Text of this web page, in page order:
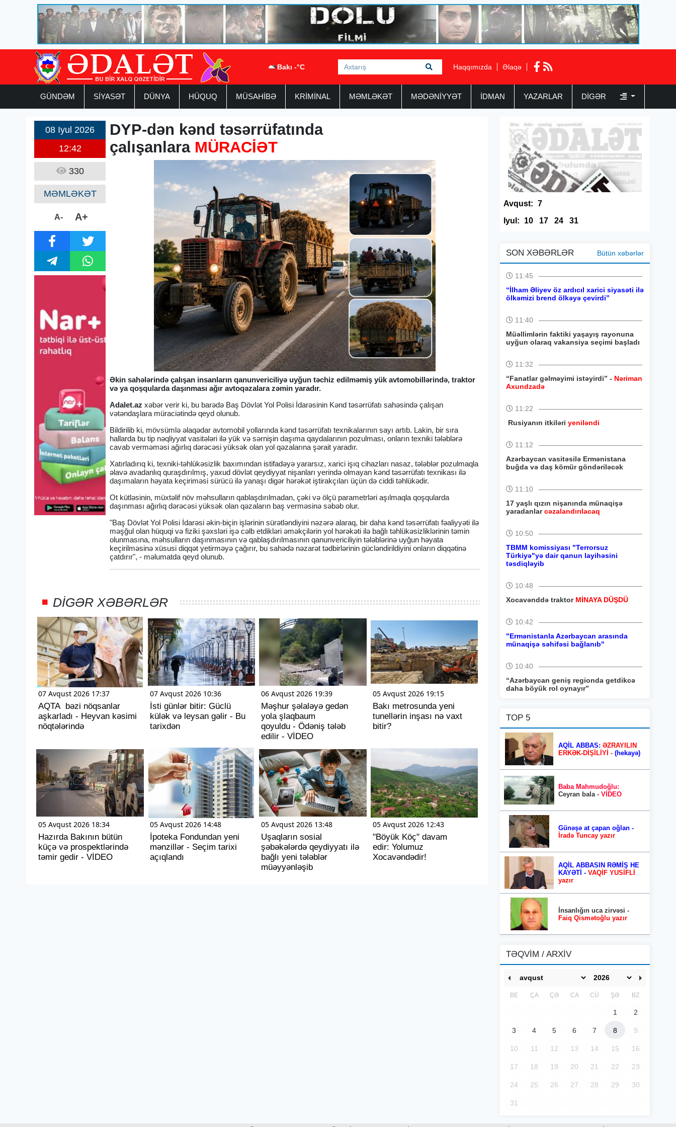
Bakı -°C Haqqımızda Əlaqə
GÜNDƏM SİYASƏT DÜNYA HÜQUQ MÜSAHİBƏ KRİMİNAL MƏMLƏKƏT MƏDƏNİYYƏT İDMAN YAZARLAR DIGƏR
08 Iyul 2026
12:42
330
MƏMLƏKƏT
A- A+
DYP-dən kənd təsərrüfatında
çalışanlara MÜRACİƏT
Əkin sahələrində çalışan insanların qanunvericiliyə uyğun təchiz edilməmiş yük avtomobillərində, traktor
və ya qoşqularda daşınması ağır avtoqəzalara zəmin yaradır.
Adalet.az xəbər verir ki, bu barədə Baş Dövlət Yol Polisi İdarəsinin Kənd təsərrüfatı sahəsində çalışan
vətəndaşlara müraciətində qeyd olunub.
Bildirilib ki, mövsümlə əlaqədar avtomobil yollarında kənd təsərrüfatı texnikalarının sayı artıb. Lakin, bir sıra
hallarda bu tip nəqliyyat vasitələri ilə yük və sərnişin daşıma qaydalarının pozulması, onların texniki tələblərə
cavab verməməsi ağırlıq dərəcəsi yüksək olan yol qəzalarına şərait yaradır.
Xatırladırıq ki, texniki-təhlükəsizlik baxımından istifadəyə yararsız, xarici işıq cihazları nasaz, tələblər pozulmaqla
əlavə avadanlıq quraşdırılmış, yaxud dövlət qeydiyyat nişanları yerində olmayan kənd təsərrüfatı texnikası ilə
daşımaların həyata keçiriməsi sürücü ilə yanaşı digər hərəkət iştirakçıları üçün də ciddi təhlükədir.
Ot kütləsinin, müxtəlif növ məhsulların qablaşdırılmadan, çəki və ölçü parametrləri aşılmaqla qoşqularda
daşınması ağırlıq dərəcəsi yüksək olan qəzaların baş verməsinə səbəb olur.
"Baş Dövlət Yol Polisi İdarəsi əkin-biçin işlərinin sürətləndiyini nəzərə alaraq, bir daha kənd təsərrüfatı fəaliyyəti ilə
məşğul olan hüquqi və fiziki şəxsləri işə cəlb etdikləri əməkçilərin yol hərəkəti ilə bağlı təhlükəsizliklərinin təmin
olunmasına, məhsulların daşınmasının və qablaşdırılmasının qanunvericiliyin tələblərinə uyğun həyata
keçirilməsinə xüsusi diqqət yetirməyə çağırır, bu sahədə nəzarət tədbirlərinin gücləndirildiyini onların diqqətinə
çatdırır", - məlumatda qeyd olunub.
DIGƏR XƏBƏRLƏR
07 Avqust 2026 17:37
AQTA bəzi nöqsanlar
aşkarladı - Heyvan kəsimi
nöqtələrində
07 Avqust 2026 10:36
İsti günlər bitir: Güclü
külək və leysan gəlir - Bu
tarixdən
06 Avqust 2026 19:39
Məşhur şəlaləyə gedən
yola şlaqbaum
qoyuldu - Ödəniş tələb
edilir - VİDEO
05 Avqust 2026 19:15
Bakı metrosunda yeni
tunellərin inşası nə vaxt
bitir?
05 Avqust 2026 18:34
Hazırda Bakının bütün
küçə və prospektlərində
təmir gedir - VİDEO
05 Avqust 2026 14:48
İpoteka Fondundan yeni
mənzillər - Seçim tarixi
açıqlandı
05 Avqust 2026 13:48
Uşaqların sosial
şəbəkələrdə qeydiyyatı ilə
bağlı yeni tələblər
müəyyənləşib
05 Avqust 2026 12:43
"Böyük Köç" davam
edir: Yolumuz
Xocavəndədir!
Avqust: 7
Iyul:
10 17 24 31
SON XƏBƏRLƏR Bütün xəbərlər
11:45
“İlham Əliyev öz ardıcıl xarici siyasəti ilə
ölkəmizi brend ölkəyə çevirdi”
11:40
Müəllimlərin faktiki yaşayış rayonuna
uyğun olaraq vakansiya seçimi başladı
11:32
“Fanatlar gəlməyimi istəyirdi” - Nəriman
Axundzadə
11:22
Rusiyanın itkiləri yeniləndi
11:12
Azərbaycan vasitəsilə Ermənistana
buğda və daş kömür göndəriləcək
11:10
17 yaşlı qızın nişanında münaqişə
yaradanlarcəzalandırılacaq
10:50
TBMM komissiyası "Terrorsuz
Türkiyə"yə dair qanun layihəsini
təsdiqləyib
10:48
Xocavənddə traktor MİNAYA DÜŞDÜ
10:42
"Ermənistanla Azərbaycan arasında
münaqişə səhifəsi bağlanıb"
10:40
“Azərbaycan geniş regionda getdikcə
daha böyük rol oynayır”
TOP 5
AQİL ABBAS: ƏZRAYILIN
ERKƏK-DİŞİLİYİ - (hekayə)
Baba Mahmudoğlu:
Ceyran bala - VİDEO
Günəşə at çapan oğlan -
İradə Tuncay yazır
AQİL ABBASIN RƏMİŞ HE
KAYƏTİ - VAQİF YUSİFLİ
yazır
İnsanlığın uca zirvəsi -
Faiq Qismətoğlu yazır
TƏQVİM / ARXİV
BE ÇA ÇƏ CA CÜ ŞƏ BZ
1 2
3 4 5 6 7 8 9
10 11 12 13 14 15 16
17 18 19 20 21 22 23
24 25 26 27 28 29 30
31